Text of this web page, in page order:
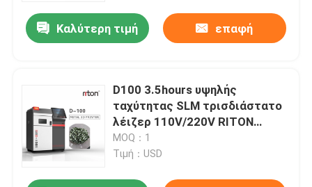
Καλύτερη τιμή επαφή
D100 3.5hours υψηλής
ταχύτητας SLM τρισδιάστατο
λέιζερ 110V/220V RITON
μετάλλων εκτυπωτών ακριβές
MOQ：1
Τιμή：USD